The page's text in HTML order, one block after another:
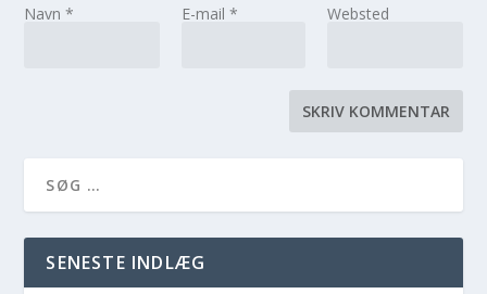
Navn* E-mail * Websted
SENESTE INDLÆG